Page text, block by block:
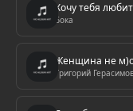
Хочу тебя
Бока
Женщина не
Григорий